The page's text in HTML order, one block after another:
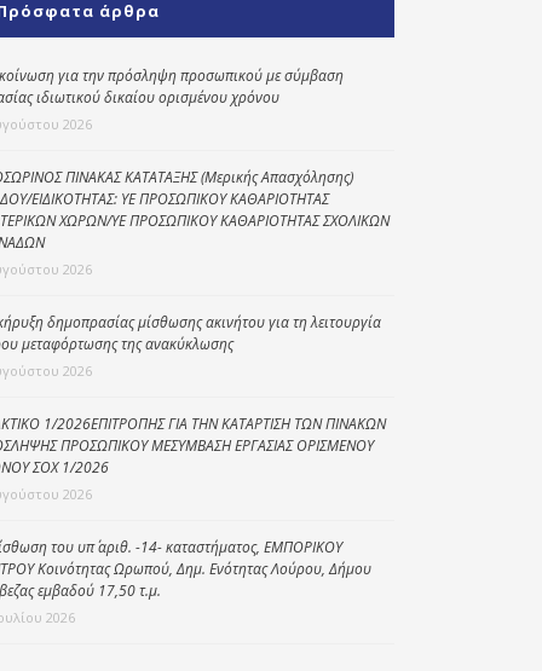
Kοινωνικό
φαρμακείο
Πρόγραμμα
“Βοήθεια στο σπίτι”
Κέντρο Ημερήσιας
Φροντίδας
άρθρα
για την πρόσληψη προσωπικού με σύμβαση
ιδιωτικού δικαίου ορισμένου χρόνου
2026
ΠΙΝΑΚΑΣ ΚΑΤΑΤΑΞΗΣ (Μερικής Απασχόλησης)
ΕΙΔΙΚΟΤΗΤΑΣ: ΥΕ ΠΡΟΣΩΠΙΚΟΥ ΚΑΘΑΡΙΟΤΗΤΑΣ
ΧΩΡΩΝ/ΥΕ ΠΡΟΣΩΠΙΚΟΥ ΚΑΘΑΡΙΟΤΗΤΑΣ ΣΧΟΛΙΚΩΝ
2026
δημοπρασίας μίσθωσης ακινήτου για τη λειτουργία
μεταφόρτωσης της ανακύκλωσης
2026
1/2026ΕΠΙΤΡΟΠΗΣ ΓΙΑ ΤΗΝ ΚΑΤΑΡΤΙΣΗ ΤΩΝ ΠΙΝΑΚΩΝ
ΠΡΟΣΩΠΙΚΟΥ ΜΕΣΥΜΒΑΣΗ ΕΡΓΑΣΙΑΣ ΟΡΙΣΜΕΝΟΥ
ΣΟΧ 1/2026
2026
του υπ΄ αριθ. -14- καταστήματος, ΕΜΠΟΡΙΚΟΥ
Κοινότητας Ωρωπού, Δημ. Ενότητας Λούρου, Δήμου
εμβαδού 17,50 τ.μ.
2026